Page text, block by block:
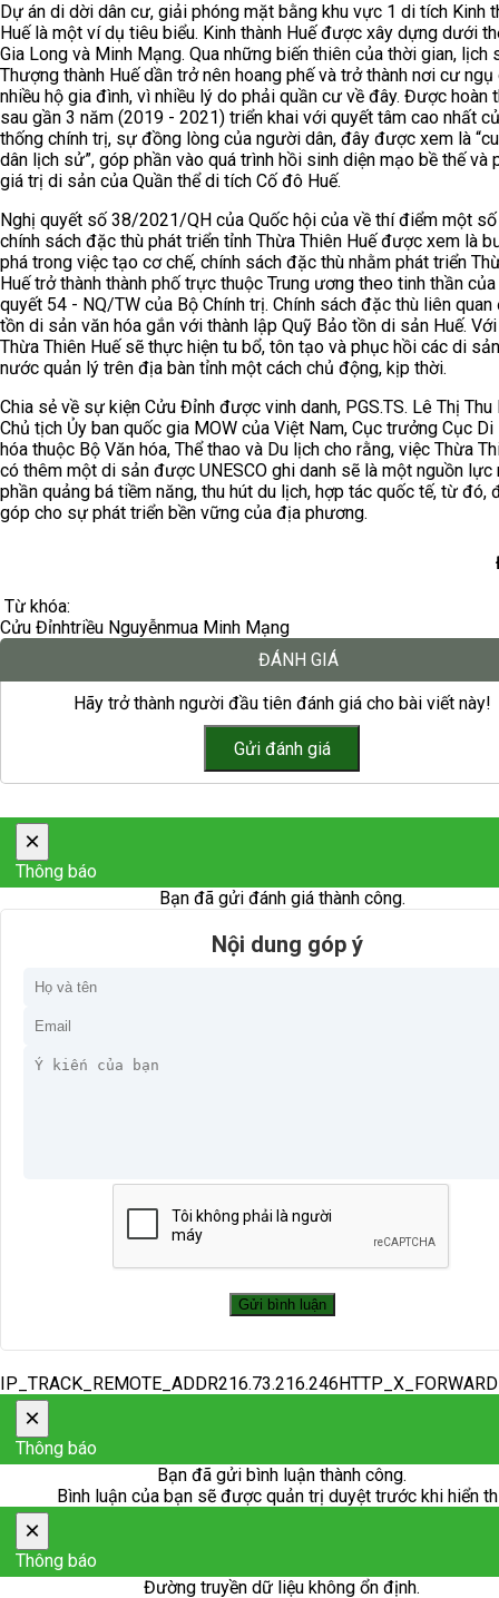
Dự án di dời dân cư, giải phóng mặt bằng khu vực 1 di tích Kinh
Huế là một ví dụ tiêu biểu. Kinh thành Huế được xây dựng dưới
Gia Long và Minh Mạng. Qua những biến thiên của thời gian, lịch
Thượng thành Huế dần trở nên hoang phế và trở thành nơi cư ngụ
nhiều hộ gia đình, vì nhiều lý do phải quần cư về đây. Được hoàn
sau gần 3 năm (2019 - 2021) triển khai với quyết tâm cao nhất
thống chính trị, sự đồng lòng của người dân, đây được xem là
dân lịch sử”, góp phần vào quá trình hồi sinh diện mạo bề thế và
giá trị di sản của Quần thể di tích Cố đô Huế.
Nghị quyết số 38/2021/QH của Quốc hội của về thí điểm một số
chính sách đặc thù phát triển tỉnh Thừa Thiên Huế được xem là
phá trong việc tạo cơ chế, chính sách đặc thù nhằm phát triển
Huế trở thành thành phố trực thuộc Trung ương theo tinh thần
quyết 54 - NQ/TW của Bộ Chính trị. Chính sách đặc thù liên quan
tồn di sản văn hóa gắn với thành lập Quỹ Bảo tồn di sản Huế. Với
Thừa Thiên Huế sẽ thực hiện tu bổ, tôn tạo và phục hồi các di
nước quản lý trên địa bàn tỉnh một cách chủ động, kịp thời.
Chia sẻ về sự kiện Cửu Đỉnh được vinh danh, PGS.TS. Lê Thị Thu
Chủ tịch Ủy ban quốc gia MOW của Việt Nam, Cục trưởng Cục
hóa thuộc Bộ Văn hóa, Thể thao và Du lịch cho rằng, việc Thừa
có thêm một di sản được UNESCO ghi danh sẽ là một nguồn lực
phần quảng bá tiềm năng, thu hút du lịch, hợp tác quốc tế, từ đó,
góp cho sự phát triển bền vững của địa phương.
Từ khóa:
Cửu Đỉnhtriều Nguyễnmua Minh Mạng
ĐÁNH GIÁ
Hãy trở thành người đầu tiên đánh giá cho bài viết này!
×
Thông báo
Bạn đã gửi đánh giá thành công.
Nội dung góp ý
×
Thông báo
Bạn đã gửi bình luận thành công.
Bình luận của bạn sẽ được quản trị duyệt trước khi hiển
×
Thông báo
Đường truyền dữ liệu không ổn định.